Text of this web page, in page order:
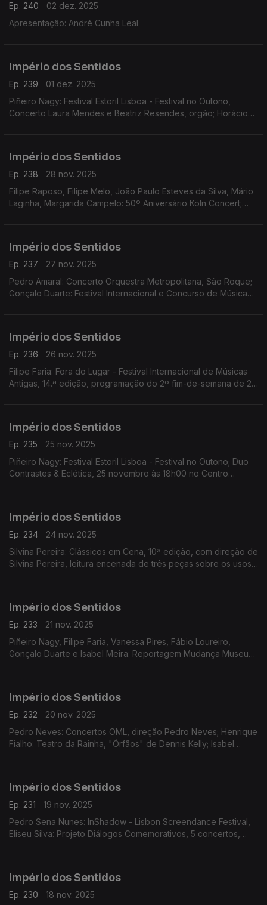
Ep. 240
02 dez. 2025
Apresentação: André Cunha Leal
Império dos Sentidos
Ep. 239
01 dez. 2025
Piñeiro Nagy: Festival Estoril Lisboa - Festival no Outono,
Concerto Laura Mendes e Beatriz Resendes, orgão; Horácio
Império dos Sentidos
Ep. 238
28 nov. 2025
Filipe Raposo, Filipe Melo, João Paulo Esteves da Silva, Mário
Laginha, Margarida Campelo: 50º Aniversário Köln Concert;
Império dos Sentidos
Ep. 237
27 nov. 2025
Pedro Amaral: Concerto Orquestra Metropolitana, São Roque;
Gonçalo Duarte: Festival Internacional e Concurso de Música
Império dos Sentidos
Ep. 236
26 nov. 2025
Filipe Faria: Fora do Lugar - Festival Internacional de Músicas
Antigas, 14.ª edição, programação do 2º fim-de-semana de 27
Império dos Sentidos
Ep. 235
25 nov. 2025
Piñeiro Nagy: Festival Estoril Lisboa - Festival no Outono; Duo
Contrastes & Eclética, 25 novembro às 18h00 no Centro
Império dos Sentidos
Ep. 234
24 nov. 2025
Silvina Pereira: Clássicos em Cena, 10ª edição, com direção de
Silvina Pereira, leitura encenada de três peças sobre os usos
Império dos Sentidos
Ep. 233
21 nov. 2025
Piñeiro Nagy, Filipe Faria, Vanessa Pires, Fábio Loureiro,
Gonçalo Duarte e Isabel Meira: Reportagem Mudança Museu
Império dos Sentidos
Ep. 232
20 nov. 2025
Pedro Neves: Concertos OML, direção Pedro Neves; Henrique
Fialho: Teatro da Rainha, "Órfãos" de Dennis Kelly; Isabel
Império dos Sentidos
Ep. 231
19 nov. 2025
Pedro Sena Nunes: InShadow - Lisbon Screendance Festival,
Eliseu Silva: Projeto Diálogos Comemorativos, 5 concertos,
Império dos Sentidos
Ep. 230
18 nov. 2025